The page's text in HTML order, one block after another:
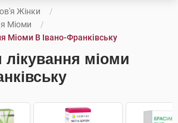
Жінки
Міоми
Міоми В Івано-Франківську
міоми